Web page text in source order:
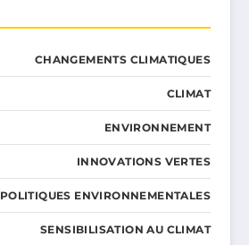
CHANGEMENTS CLIMATIQUES
CLIMAT
ENVIRONNEMENT
INNOVATIONS VERTES
POLITIQUES ENVIRONNEMENTALES
SENSIBILISATION AU CLIMAT